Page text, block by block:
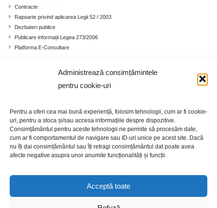
Administrează consimțămintele
pentru cookie-uri
Pentru a oferi cea mai bună experiență, folosim tehnologii, cum ar fi cookie-
uri, pentru a stoca și/sau accesa informațiile despre dispozitive.
Consimțământul pentru aceste tehnologii ne permite să procesăm date,
cum ar fi comportamentul de navigare sau ID-uri unice pe acest site. Dacă
nu îți dai consimțământul sau îți retragi consimțământul dat poate avea
afecte negative asupra unor anumite funcționalități și funcții.
Acceptă toate
Contracte
Rapoarte privind aplicarea Legii 52 / 2003
Dezbateri publice
Publicare informații Legea 273/2006
Platforma E-Consultare
Educație
Economia
Turism
Galerie foto